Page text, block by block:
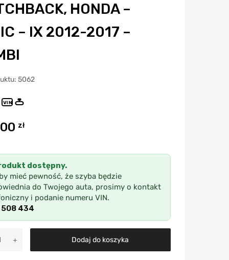
HONDA –
– IX 2012-2017 –
5062
VIN
zł
dostępny.
mieć pewność, że szyba będzie
do Twojego auta, prosimy o kontakt
i podanie numeru VIN.
508 434
Dodaj do koszyka